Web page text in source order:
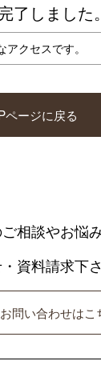
し ま し た 。
アクセスです。
ページに戻る
相談やお悩
資料請求下
問い合わせはこ